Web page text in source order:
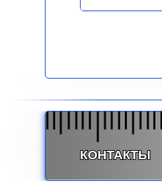
КОНТАКТЫ